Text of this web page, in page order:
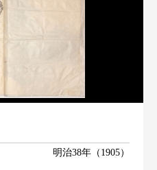
明治38年（1905）